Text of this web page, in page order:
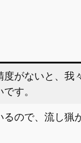
がないと、
す。
ので、流し